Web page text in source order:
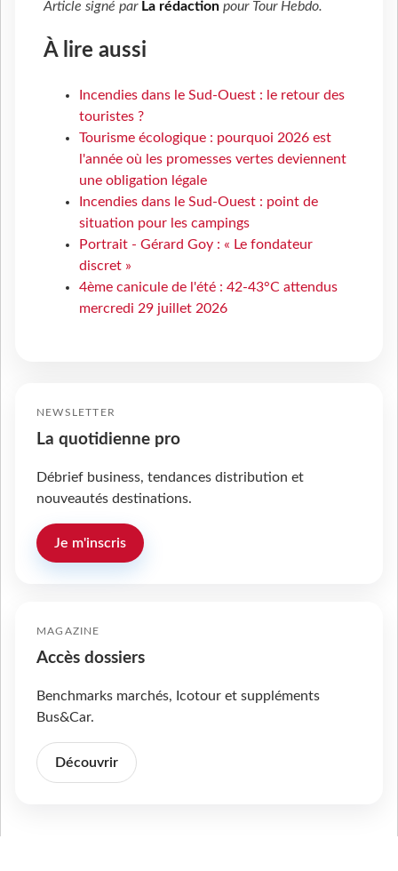
Article signé par La rédaction pour Tour Hebdo.
À lire aussi
Incendies dans le Sud-Ouest : le retour des
touristes ?
Tourisme écologique : pourquoi 2026 est
l'année où les promesses vertes deviennent
une obligation légale
Incendies dans le Sud-Ouest : point de
situation pour les campings
Portrait - Gérard Goy : « Le fondateur
discret »
4ème canicule de l'été : 42-43°C attendus
mercredi 29 juillet 2026
NEWSLETTER
La quotidienne pro
Débrief business, tendances distribution et
nouveautés destinations.
Je m'inscris
MAGAZINE
Accès dossiers
Benchmarks marchés, Icotour et suppléments
Bus&Car.
Découvrir